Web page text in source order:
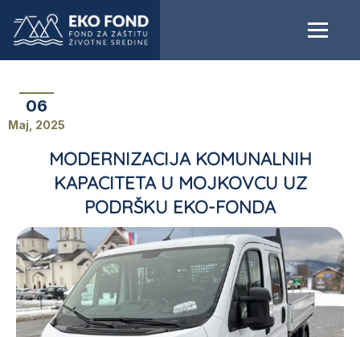
06
Maj, 2025
MODERNIZACIJA KOMUNALNIH
KAPACITETA U MOJKOVCU UZ
PODRŠKU EKO-FONDA